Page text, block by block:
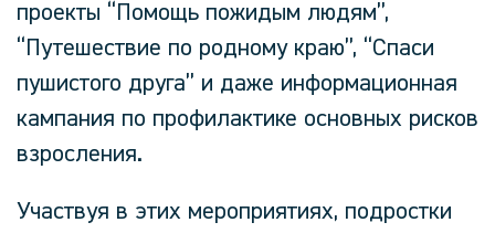
проекты “Помощь пожидым людям”,
“Путешествие по родному краю”, “Спаси
пушистого друга” и даже информационная
кампания по профилактике основных рисков
взросления.
Участвуя в этих мероприятиях, подростки